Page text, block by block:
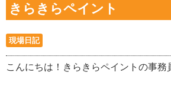
きらきらペイント
現場日記
こんにちは！きらきらペイントの事務